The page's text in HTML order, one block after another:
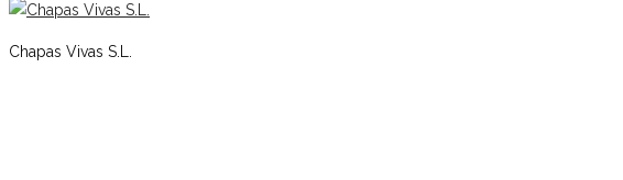
Chapas Vivas S.L.